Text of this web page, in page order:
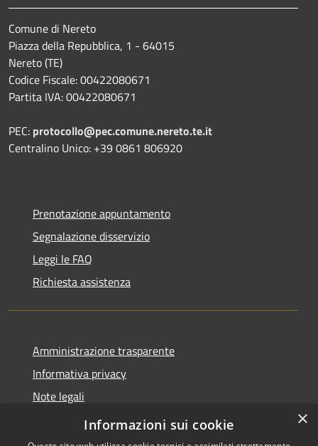
Comune di Nereto
Piazza della Repubblica, 1 - 64015
Nereto (TE)
Codice Fiscale: 00422080671
Partita IVA: 00422080671
PEC: protocollo@pec.comune.nereto.te.it
Centralino Unico: +39 0861 806920
Prenotazione appuntamento
Segnalazione disservizio
Leggi le FAQ
Richiesta assistenza
Amministrazione trasparente
Informativa privacy
Note legali
Dichiarazione di accessibilità
×
Informazioni sui cookie